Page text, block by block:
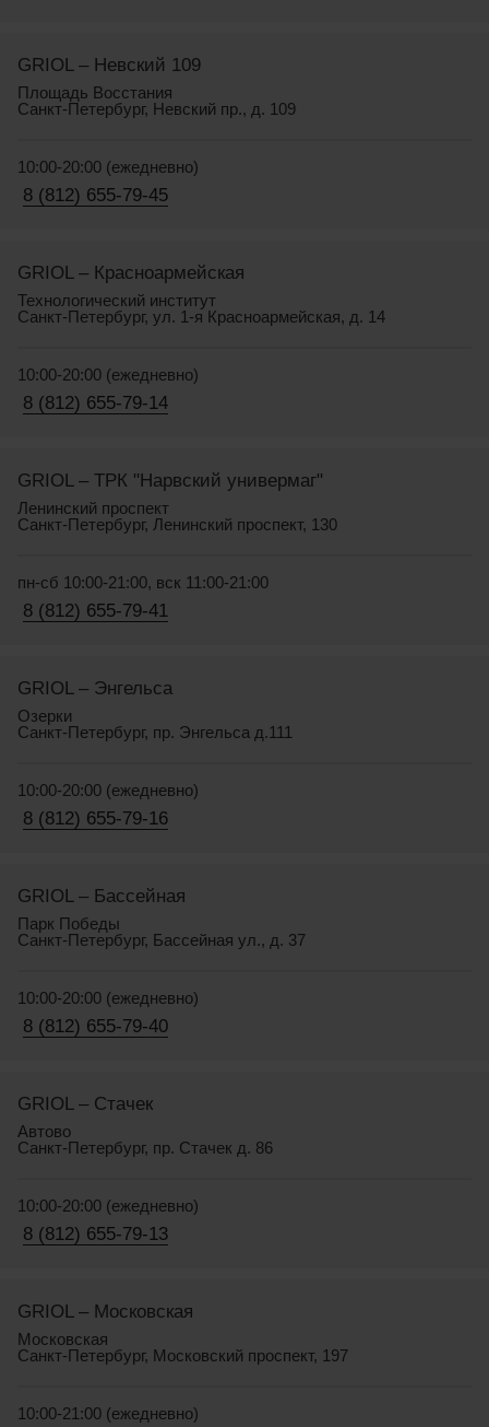
GRIOL – Невский 109
Площадь Восстания
Санкт-Петербург, Невский пр., д. 109
10:00-20:00 (ежедневно)
8 (812) 655-79-45
GRIOL – Красноармейская
Технологический институт
Санкт-Петербург, ул. 1-я Красноармейская, д. 14
10:00-20:00 (ежедневно)
8 (812) 655-79-14
GRIOL – ТРК "Нарвский универмаг"
Ленинский проспект
Санкт-Петербург, Ленинский проспект, 130
пн-сб 10:00-21:00, вск 11:00-21:00
8 (812) 655-79-41
GRIOL – Энгельса
Озерки
Санкт-Петербург, пр. Энгельса д.111
10:00-20:00 (ежедневно)
8 (812) 655-79-16
GRIOL – Бассейная
Парк Победы
Санкт-Петербург, Бассейная ул., д. 37
10:00-20:00 (ежедневно)
8 (812) 655-79-40
GRIOL – Стачек
Автово
Санкт-Петербург, пр. Стачек д. 86
10:00-20:00 (ежедневно)
8 (812) 655-79-13
GRIOL – Московская
Московская
Санкт-Петербург, Московский проспект, 197
10:00-21:00 (ежедневно)